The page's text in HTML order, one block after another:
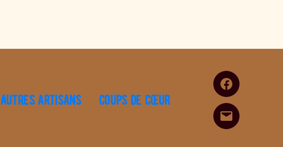
Autres artisans Coups de cœur
Facebook
E-